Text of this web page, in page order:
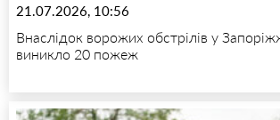
21.07.2026, 10:56
Внаслідок ворожих обстрілів у
виникло 20 пожеж